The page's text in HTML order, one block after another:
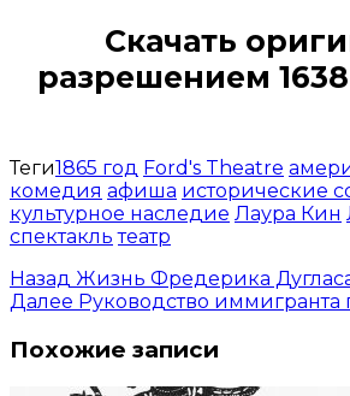
Скачать
разрешением
Теги1865 год Ford's Theatre
комедия афиша исторические
культурное наследие Лаура Кин
спектакль театр
Назад Жизнь Фредерика
Далее Руководство иммигранта
Похожие записи